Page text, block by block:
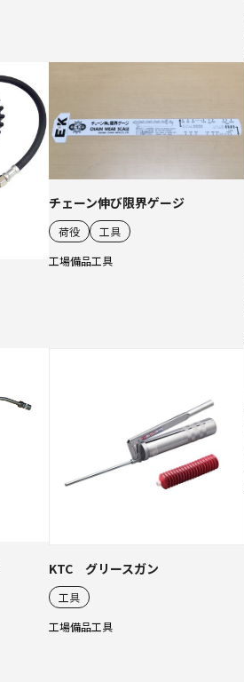
チェーン伸び限界ゲージ
荷役
工具
工場備品工具
KTC グリースガン
工具
工場備品工具